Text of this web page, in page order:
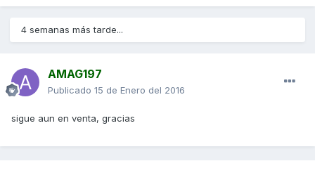
4 semanas más tarde...
AMAG197
Publicado 15 de Enero del 2016
sigue aun en venta, gracias